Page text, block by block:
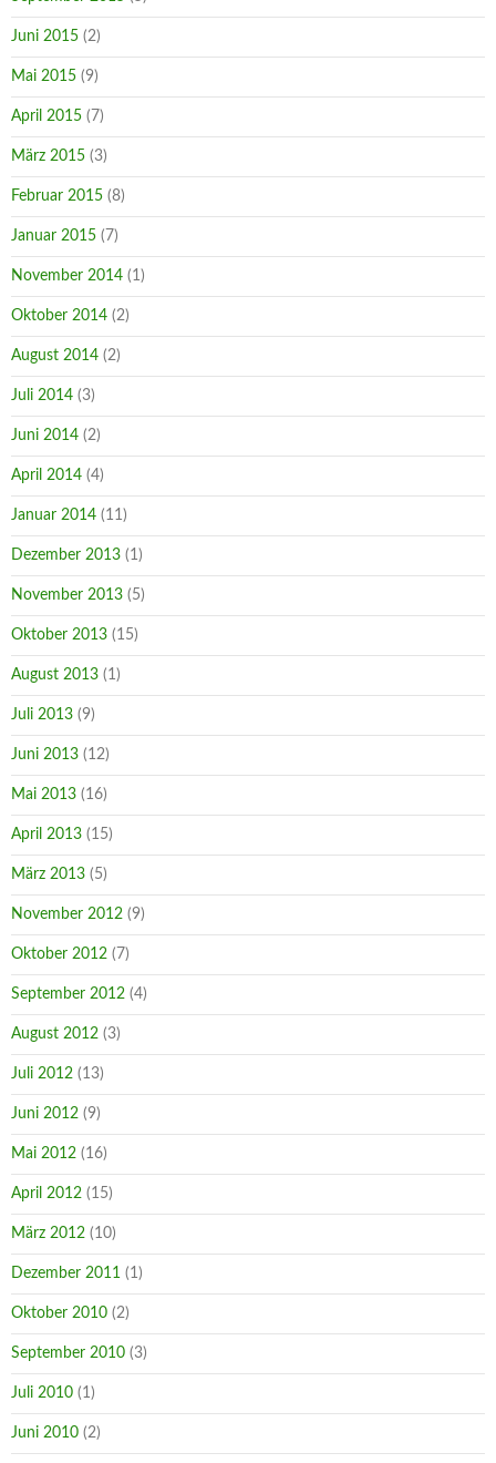
Juni 2015 (2)
Mai 2015 (9)
April 2015 (7)
März 2015 (3)
Februar 2015 (8)
Januar 2015 (7)
November 2014 (1)
Oktober 2014 (2)
August 2014 (2)
Juli 2014 (3)
Juni 2014 (2)
April 2014 (4)
Januar 2014 (11)
Dezember 2013 (1)
November 2013 (5)
Oktober 2013 (15)
August 2013 (1)
Juli 2013 (9)
Juni 2013 (12)
Mai 2013 (16)
April 2013 (15)
März 2013 (5)
November 2012 (9)
Oktober 2012 (7)
September 2012 (4)
August 2012 (3)
Juli 2012 (13)
Juni 2012 (9)
Mai 2012 (16)
April 2012 (15)
März 2012 (10)
Dezember 2011 (1)
Oktober 2010 (2)
September 2010 (3)
Juli 2010 (1)
Juni 2010 (2)